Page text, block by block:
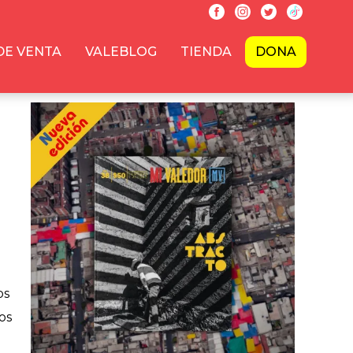
VENTA VALEBLOG TIENDA DONA